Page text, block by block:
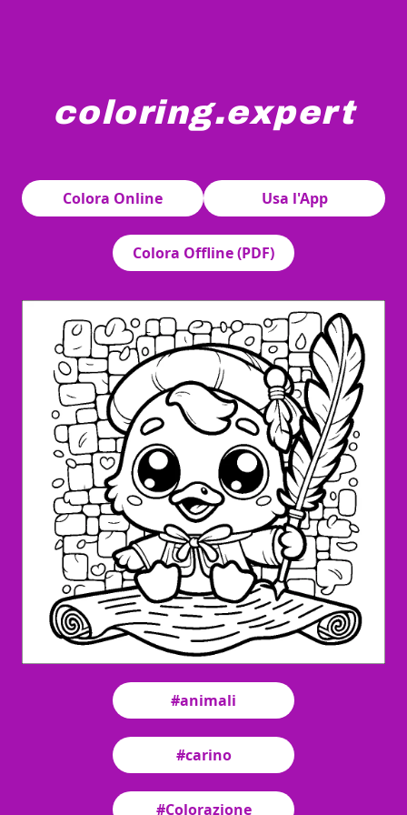
coloring.expert
Colora Online
Usa l'App
Colora Offline (PDF)
#animali
#carino
#Colorazione